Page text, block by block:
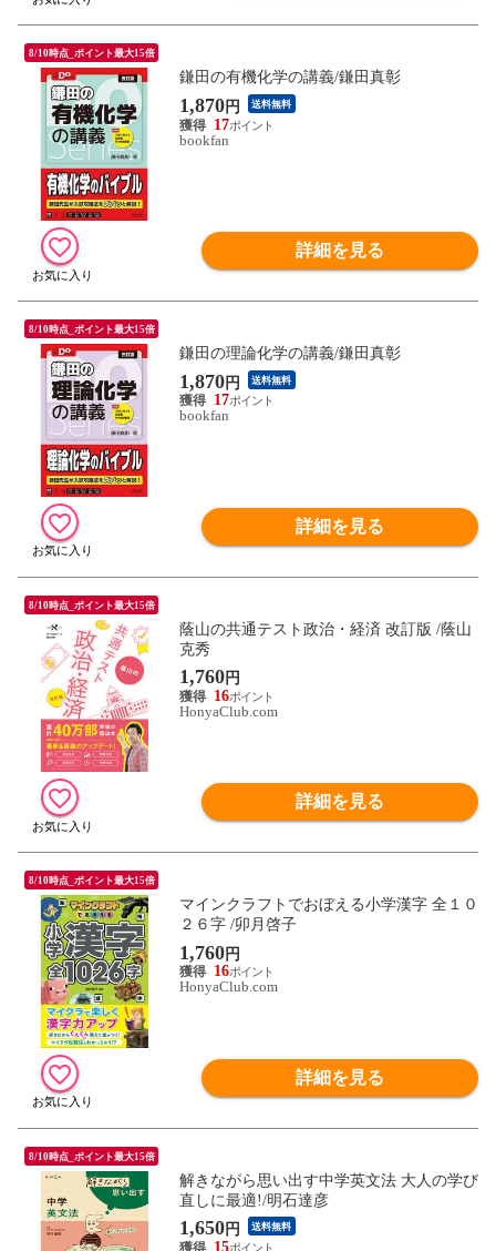
8/10時点_ポイント最大15倍
鎌田の有機化学の講義/鎌田真彰
1,870円 送料無料
17
bookfan
詳細を見る
8/10時点_ポイント最大15倍
鎌田の理論化学の講義/鎌田真彰
1,870円 送料無料
17
bookfan
詳細を見る
8/10時点_ポイント最大15倍
蔭山の共通テスト政治・経済 改訂版 /蔭山
克秀
1,760円
16
HonyaClub.com
詳細を見る
8/10時点_ポイント最大15倍
マインクラフトでおぼえる小学漢字 全１０
２６字 /卯月啓子
1,760円
16
HonyaClub.com
詳細を見る
8/10時点_ポイント最大15倍
解きながら思い出す中学英文法 大人の学び
直しに最適!/明石達彦
1,650円 送料無料
15